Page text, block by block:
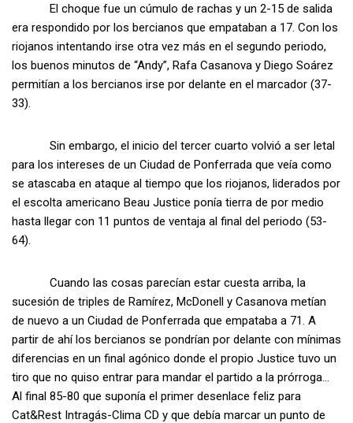
El choque fue un cúmulo de rachas y un 2-15 de salida
era respondido por los bercianos que empataban a 17. Con los
riojanos intentando irse otra vez más en el segundo periodo,
los buenos minutos de “Andy”, Rafa Casanova y Diego Soárez
permitían a los bercianos irse por delante en el marcador (37-
33).
Sin embargo, el inicio del tercer cuarto volvió a ser letal
para los intereses de un Ciudad de Ponferrada que veía como
se atascaba en ataque al tiempo que los riojanos, liderados por
el escolta americano Beau Justice ponía tierra de por medio
hasta llegar con 11 puntos de ventaja al final del periodo (53-
64).
Cuando las cosas parecían estar cuesta arriba, la
sucesión de triples de Ramírez, McDonell y Casanova metían
de nuevo a un Ciudad de Ponferrada que empataba a 71. A
partir de ahí los bercianos se pondrían por delante con mínimas
diferencias en un final agónico donde el propio Justice tuvo un
tiro que no quiso entrar para mandar el partido a la prórroga…
Al final 85-80 que suponía el primer desenlace feliz para
Cat&Rest Intragás-Clima CD y que debía marcar un punto de